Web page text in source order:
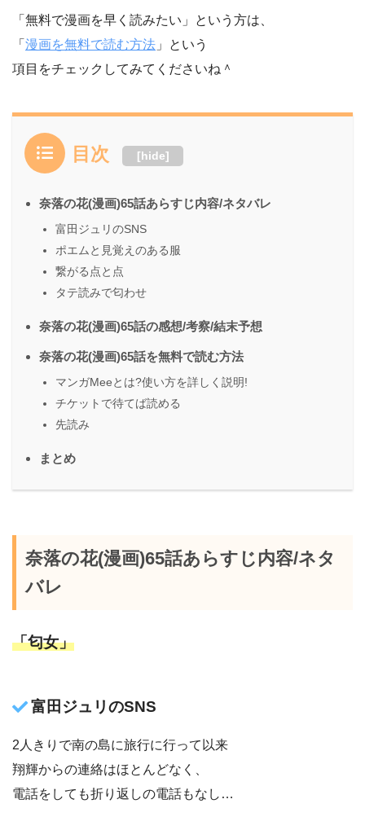
「無料で漫画を早く読みたい」という方は、
「 漫画を無料で読む方法 」という
項目をチェックしてみてくださいね＾
目次 [hide]
奈落の花(漫画)65話あらすじ内容/ネタバレ
富田ジュリのSNS
ポエムと見覚えのある服
繋がる点と点
タテ読みで匂わせ
奈落の花(漫画)65話の感想/考察/結末予想
奈落の花(漫画)65話を無料で読む方法
マンガMeeとは?使い方を詳しく説明!
チケットで待てば読める
先読み
まとめ
奈落の花(漫画)65話あらすじ内容/ネタ
バレ
「匂女」
富田ジュリのSNS
2人きりで南の島に旅行に行って以来
翔輝からの連絡はほとんどなく、
電話をしても折り返しの電話もなし…